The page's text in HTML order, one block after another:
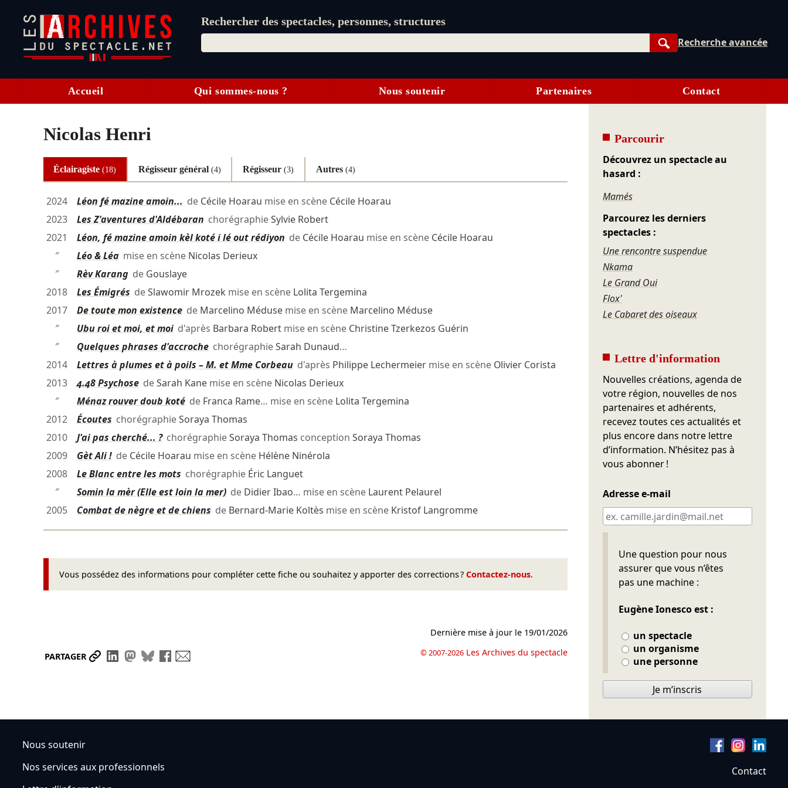
Rechercher des spectacles, personnes, structures
Rechercher
Recherche avancée
Accueil Qui sommes-nous ? Nous soutenir Partenaires Contact
Nicolas Henri
Éclairagiste(18) Régisseur général (4) Régisseur(3) Autres (4)
2024 Léon fé mazine amoin... de Cécile Hoarau mise en scène Cécile Hoarau
2023
Les Z'aventures d'Aldébaran chorégraphieSylvie Robert
2021
Léon, fé mazine amoin kèl koté i lé out rédiyon de Cécile Hoarau mise en scène Cécile Hoarau
″
Léo & Léamise en scène Nicolas Derieux
″
Rèv Karangde Gouslaye
2018
Les Émigrés deSlawomir Mrozek mise en scène Lolita Tergemina
2017
De toute mon existencede Marcelino Médusemise en scène Marcelino Méduse
″
Ubu roi et moi, et moid'après Barbara Robertmise en scène Christine Tzerkezos Guérin
″
Quelques phrases d'accrochechorégraphieSarah Dunaud…
2014
Lettres à plumes et à poils – M. et Mme Corbeaud'après Philippe Lechermeiermise en scène Olivier Corista
2013
4.48 PsychosedeSarah Kanemise en scène Nicolas Derieux
″
Ménaz rouver doub kotéde Franca Rame… mise en scène Lolita Tergemina
2012
Écoutes chorégraphieSoraya Thomas
2010
J'ai pas cherché... ?chorégraphieSoraya Thomas conception Soraya Thomas
2009
Gèt Ali !de Cécile Hoarau mise en scène Hélène Ninérola
2008
Le Blanc entre les mots chorégraphie Éric Languet
″
Somin la mèr (Elle est loin la mer)de Didier Ibao… mise en scène Laurent Pelaurel
2005
Combat de nègre et de chiens de Bernard-Marie Koltès mise en scène Kristof Langromme
Vous possédez des informations pour compléter cette fiche ou souhaitez y apporter des corrections ? Contactez-nous.
PARTAGER Partager le lien
Partager sur LinkedIn
Partager sur Mastodon
Partager sur Bluesky
Partager sur Facebook
Dernière mise à jour le 19/01/2026
© 2007-2026 Les Archives du spectacle
Parcourir
Découvrez un spectacle au
hasard :
Mamés
Parcourez les derniers
spectacles :
Une rencontre suspendue
Nkama
Le Grand Oui
Flox'
Le Cabaret des oiseaux
Lettre d'information
Nouvelles créations, agenda de
votre région, nouvelles de nos
partenaires et adhérents,
recevez toutes ces actualités et
plus encore dans notre lettre
d’information. N’hésitez pas à
vous abonner !
Adresse e-mail
Une question pour nous
assurer que vous n’êtes
pas une machine :
Eugène Ionesco est :
un spectacle
un organisme
une personne
Ne pas remplir
Je m’inscris
Nous soutenir
Nos services aux professionnels
Contact